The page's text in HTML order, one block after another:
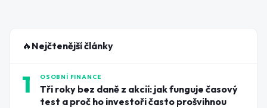
🔥 Nejčtenější články
1 OSOBNÍ FINANCE
Tři roky bez daně z akcií: jak funguje časový
test a proč ho investoři často prošvihnou